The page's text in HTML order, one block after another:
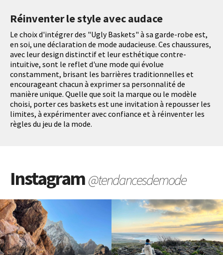
Réinventer le style avec audace
Le choix d'intégrer des "Ugly Baskets" à sa garde-robe est,
en soi, une déclaration de mode audacieuse. Ces chaussures,
avec leur design distinctif et leur esthétique contre-
intuitive, sont le reflet d'une mode qui évolue
constamment, brisant les barrières traditionnelles et
encourageant chacun à exprimer sa personnalité de
manière unique. Quelle que soit la marque ou le modèle
choisi, porter ces baskets est une invitation à repousser les
limites, à expérimenter avec confiance et à réinventer les
règles du jeu de la mode.
Instagram@tendancesdemode